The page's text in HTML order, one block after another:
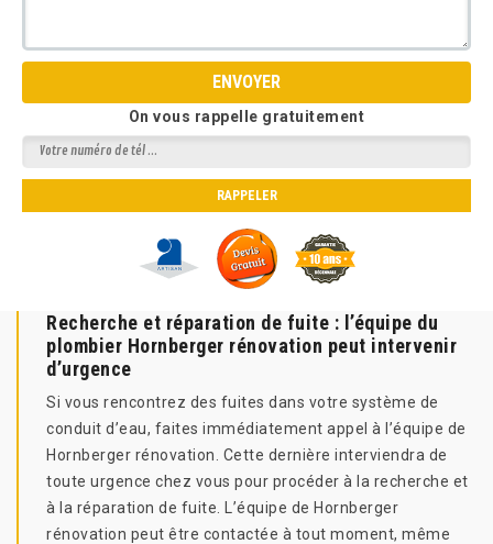
On vous rappelle gratuitement
Recherche et réparation de fuite : l’équipe du
plombier Hornberger rénovation peut intervenir
d’urgence
Si vous rencontrez des fuites dans votre système de
conduit d’eau, faites immédiatement appel à l’équipe de
Hornberger rénovation. Cette dernière interviendra de
toute urgence chez vous pour procéder à la recherche et
à la réparation de fuite. L’équipe de Hornberger
rénovation peut être contactée à tout moment, même